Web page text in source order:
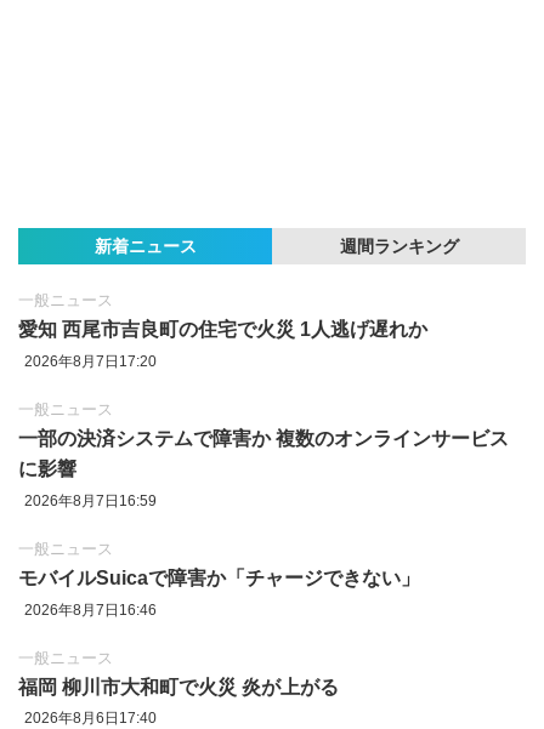
新着ニュース 週間ランキング
一般ニュース
愛知 西尾市吉良町の住宅で火災 1人逃げ遅れか
2026年8月7日17:20
一般ニュース
一部の決済システムで障害か 複数のオンラインサービス
に影響
2026年8月7日16:59
一般ニュース
モバイルSuicaで障害か「チャージできない」
2026年8月7日16:46
一般ニュース
福岡 柳川市大和町で火災 炎が上がる
2026年8月6日17:40